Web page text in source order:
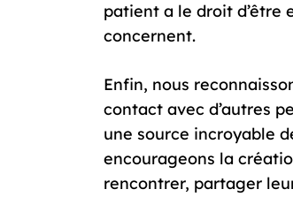
patient a le droit d’être
concernent.
Enfin, nous
contact avec d’autres
une source incroyable
encourageons la
rencontrer, partager